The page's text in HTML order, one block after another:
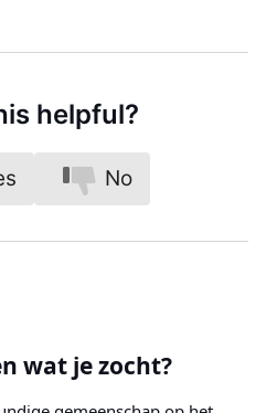
helpful?
No
wat je zocht?